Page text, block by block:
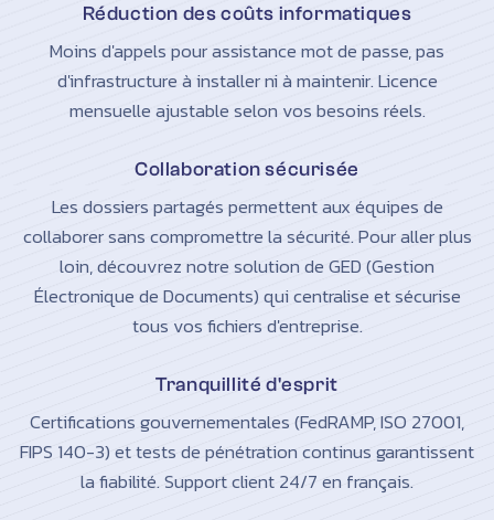
Réduction des coûts informatiques
Moins d'appels pour assistance mot de passe, pas
d'infrastructure à installer ni à maintenir. Licence
mensuelle ajustable selon vos besoins réels.
Collaboration sécurisée
Les dossiers partagés permettent aux équipes de
collaborer sans compromettre la sécurité. Pour aller plus
loin, découvrez notre solution de GED (Gestion
Électronique de Documents) qui centralise et sécurise
tous vos fichiers d'entreprise.
Tranquillité d'esprit
Certifications gouvernementales (FedRAMP, ISO 27001,
FIPS 140-3) et tests de pénétration continus garantissent
la fiabilité. Support client 24/7 en français.